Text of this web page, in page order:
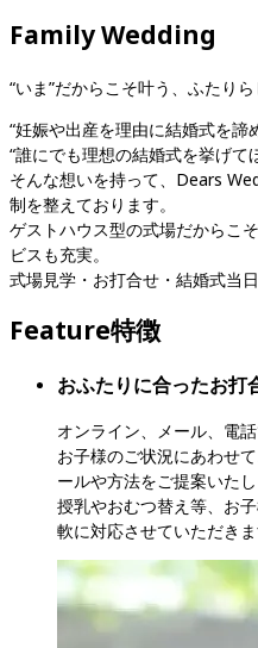
Family Wedding
“いま”だからこそ叶う、ふたりら
“妊娠や出産を理由に結婚式を諦
“誰にでも理想の結婚式を挙げて
そんな想いを持って、Dears
制を整えております。
ゲストハウス型の式場だからこ
ビスも充実。
式場見学・お打合せ・結婚式当
Feature特徴
おふたりに合ったお打
オンライン、メール、電
お子様のご状況にあわせ
ールや方法をご提案いたし
授乳やおむつ替え等、お
軟に対応させていただきま